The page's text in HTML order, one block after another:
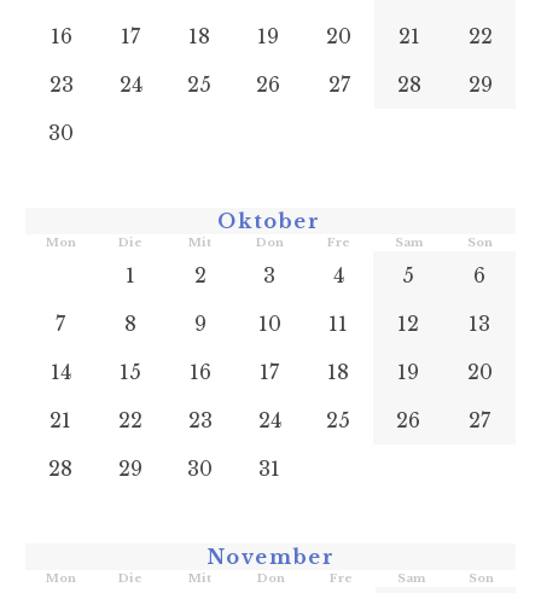
16 17 18 19 20 21
22
23
24 25 26 27 28
29
30
Oktober
Mon Die Mit Don Fre Sam Son
1 2 3 4 5
6
7
8 9 10 11 12
13
14
15 16 17 18 19
20
21
22 23 24 25 26
27
28
29 30 31
November
Mon Die Mit Don Fre Sam Son